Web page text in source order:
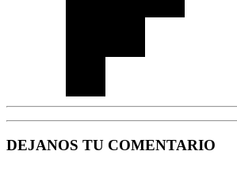
DEJANOS TU COMENTARIO